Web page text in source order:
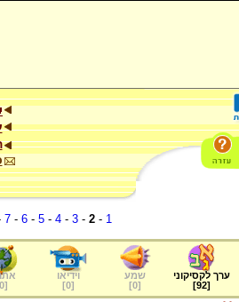
1
-
2
-
3
-
4
-
5
-
6
-
7
ערך לקסיקוני
[
92
]
שמע
[
0
]
וידיאו
[
0
]
[